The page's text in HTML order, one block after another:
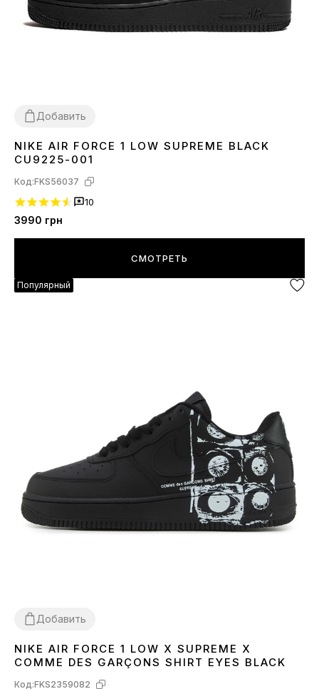
Добавить
3637 38 39 40414243 4445
NIKE AIR FORCE 1 LOW SUPREME BLACK
CU9225-001
Код:FKS56037
10
3990 грн
СМОТРЕТЬ
Популярный
Добавить
3637 38 39 41 424344 45
NIKE AIR FORCE 1 LOW X SUPREME X
COMME DES GARÇONS SHIRT EYES BLACK
Код:FKS2359082